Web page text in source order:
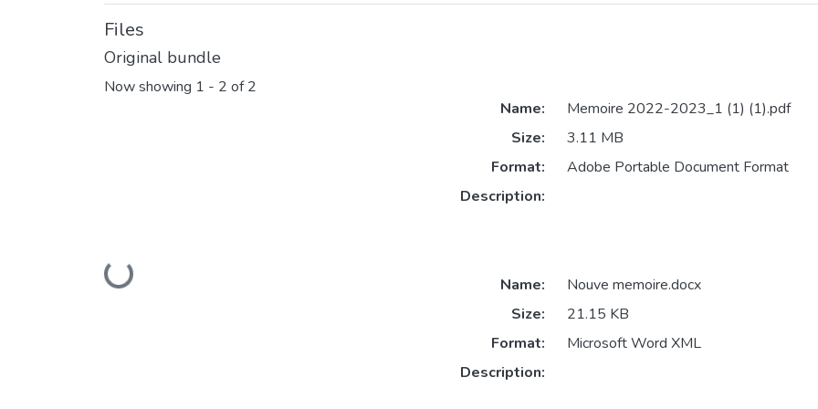
Files
Original bundle
Now showing 1 - 2 of 2
Loading...
Name:
Memoire 2022-2023_1 (1) (1).pdf
Size:
3.11 MB
Format:
Adobe Portable Document Format
Description:
Name:
Nouve memoire.docx
Size:
21.15 KB
Format:
Microsoft Word XML
Description: